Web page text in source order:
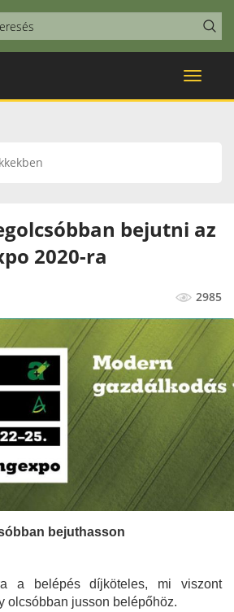
Toggle
bejutni az
2020-ra
2985
bejuthasson
a belépés díjköteles, mi viszont
olcsóbban jusson belépőhöz.